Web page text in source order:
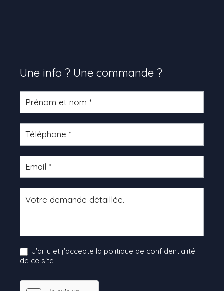
Une info ? Une commande ?
Formulaire
produit
J'ai lu et j'accepte la politique de confidentialité
de ce site